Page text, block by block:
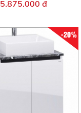
5.875.000 đ
-20%